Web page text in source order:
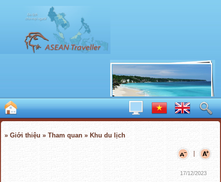
» Giới thiệu » Tham quan » Khu du lịch
|
17/12/2023